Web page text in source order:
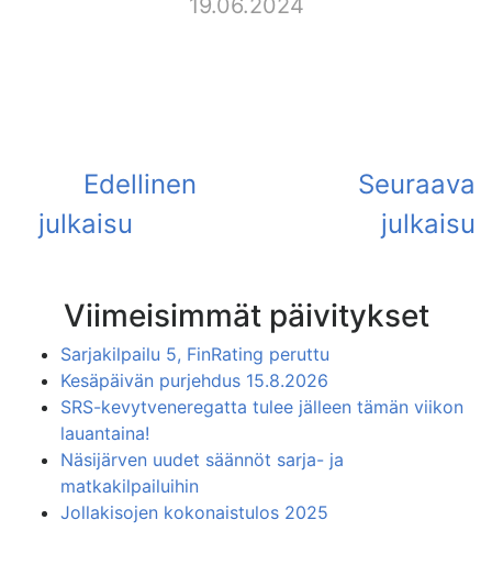
19.06.2024
Viimeisimmät päivitykset
Sarjakilpailu 5, FinRating peruttu
Kesäpäivän purjehdus 15.8.2026
SRS-kevytveneregatta tulee jälleen tämän viikon
lauantaina!
Näsijärven uudet säännöt sarja- ja
matkakilpailuihin
Jollakisojen kokonaistulos 2025